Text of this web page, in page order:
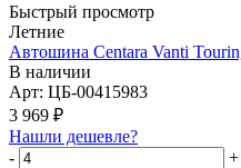
Быстрый просмотр
Летние
Автошина Centara Vanti
В наличии
Арт: ЦБ-00415983
3 969 ₽
Нашли дешевле?
-
+